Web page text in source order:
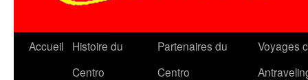
Accueil
Histoire du
Centro
Partenaires du
Centro
Voyages